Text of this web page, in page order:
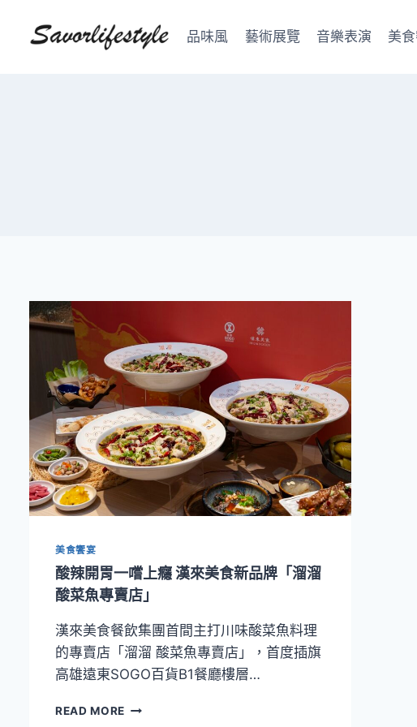
品味風 藝術展覽 音樂表演 美
美食饗宴
酸辣開胃一嚐上癮 漢來美食新品牌「溜溜
酸菜魚專賣店」
漢來美食餐飲集團首間主打川味酸菜魚料理
的專賣店「溜溜 酸菜魚專賣店」，首度插旗
高雄遠東SOGO百貨B1餐廳樓層…
READ MORE